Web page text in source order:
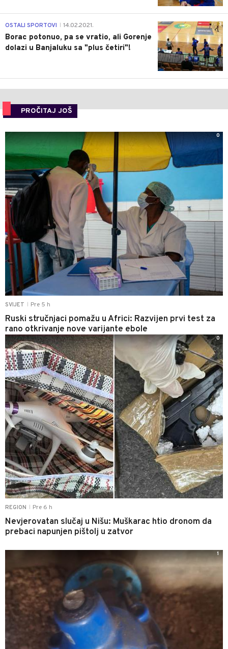
3
OSTALI SPORTOVI 14.02.2021.
Borac potonuo, pa se vratio, ali Gorenje
dolazi u Banjaluku sa "plus četiri"!
PROČITAJ JOŠ
SVIJET Pre 5 h
Ruski stručnjaci pomažu u Africi: Razvijen prvi test za
rano otkrivanje nove varijante ebole
0
REGION Pre 6 h
Nevjerovatan slučaj u Nišu: Muškarac htio dronom da
prebaci napunjen pištolj u zatvor
0
1